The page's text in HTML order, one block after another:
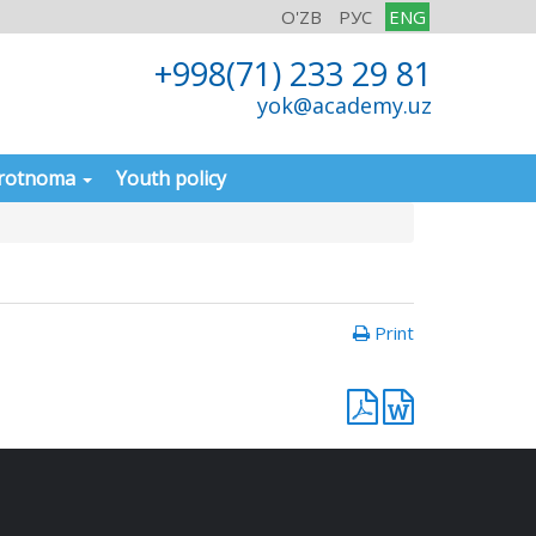
O'ZB РУС ENG
+998(71) 233 29 81
yok@academy.uz
Youth policy
Print